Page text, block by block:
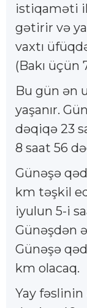
istiqaməti
gətirir və
vaxtı
(Bakı üçün
Bu gün ən
yaşanır.
dəqiqə 23
8 saat 56
Günəşə
km təşkil
iyulun 5-i
Günəşdən
Günəşə
km olacaq.
Yay fəslinin